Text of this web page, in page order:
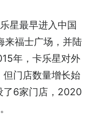
星最早进入中国
来福士广场，并陆
年，卡乐星对外
门店数量增长始
了6家门店，2020